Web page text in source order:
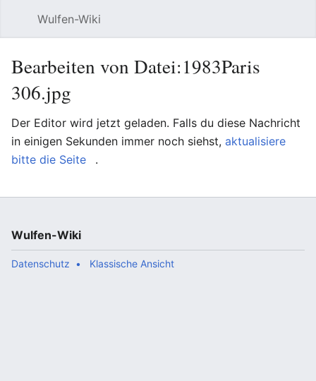
Wulfen-Wiki
Bearbeiten von Datei:1983Paris
306.jpg
Der Editor wird jetzt geladen. Falls du diese Nachricht
in einigen Sekunden immer noch siehst, aktualisiere
bitte die Seite
.
Wulfen-Wiki
Datenschutz Klassische Ansicht